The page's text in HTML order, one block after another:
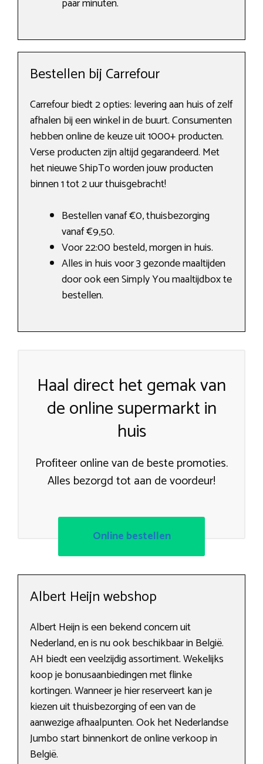
Bestellen bij Carrefour
Carrefour biedt 2 opties: levering aan huis of zelf
afhalen bij een winkel in de buurt. Consumenten
hebben online de keuze uit 1000+ producten.
Verse producten zijn altijd gegarandeerd. Met
het nieuwe ShipTo worden jouw producten
binnen 1 tot 2 uur thuisgebracht!
Bestellen vanaf €0, thuisbezorging
vanaf €9,50.
Voor 22:00 besteld, morgen in huis.
Alles in huis voor 3 gezonde maaltijden
door ook een Simply You maaltijdbox te
bestellen.
Haal direct het gemak van
de online supermarkt in
huis
Profiteer online van de beste promoties.
Alles bezorgd tot aan de voordeur!
Online bestellen
Albert Heijn webshop
Albert Heijn is een bekend concern uit
Nederland, en is nu ook beschikbaar in België.
AH biedt een veelzijdig assortiment. Wekelijks
koop je bonusaanbiedingen met flinke
kortingen. Wanneer je hier reserveert kan je
kiezen uit thuisbezorging of een van de
aanwezige afhaalpunten. Ook het Nederlandse
Jumbo start binnenkort de online verkoop in
België.